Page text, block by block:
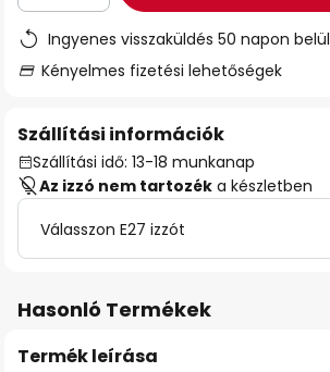
Ingyenes visszaküldés 50 napon belül
Kényelmes fizetési lehetőségek
Szállítási információk
Szállítási idő: 13-18 munkanap
Az izzó nem tartozék a készletben
Válasszon E27 izzót
Hasonló Termékek
Termék leírása